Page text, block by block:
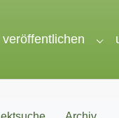
for "forschen"
veröffentlichen